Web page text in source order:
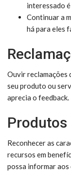
interessado
Continuar a
há para eles
Ouvir reclamações
seu produto ou
aprecia o feedback.
Produtos
Reconhecer as
recursos em
possa informar